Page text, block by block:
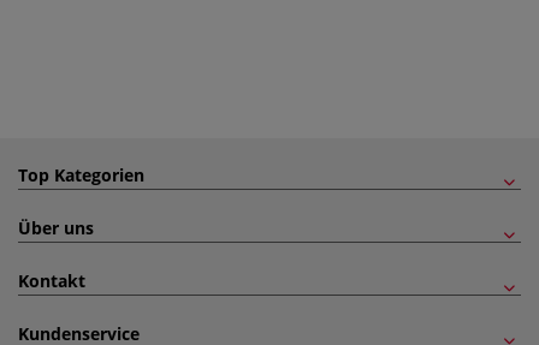
Top Kategorien
Über uns
Kontakt
Kundenservice